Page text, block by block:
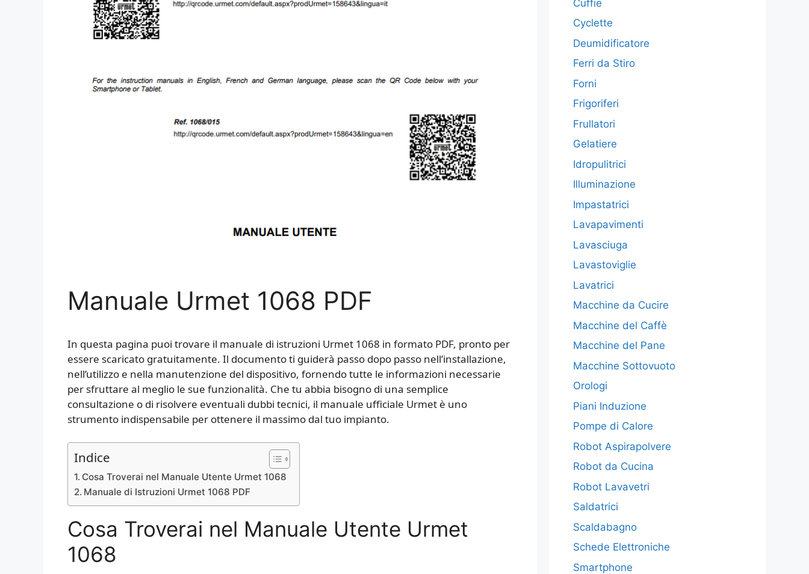
Manuale Urmet 1068 PDF
In questa pagina puoi trovare il manuale di istruzioni Urmet 1068 in formato PDF, pronto per
essere scaricato gratuitamente. Il documento ti guiderà passo dopo passo nell’installazione,
nell’utilizzo e nella manutenzione del dispositivo, fornendo tutte le informazioni necessarie
per sfruttare al meglio le sue funzionalità. Che tu abbia bisogno di una semplice
consultazione o di risolvere eventuali dubbi tecnici, il manuale ufficiale Urmet è uno
strumento indispensabile per ottenere il massimo dal tuo impianto.
Indice
Cosa Troverai nel Manuale Utente Urmet 1068
Manuale di Istruzioni Urmet 1068 PDF
Cosa Troverai nel Manuale Utente Urmet
1068
Cuffie
Cyclette
Deumidificatore
Ferri da Stiro
Forni
Frigoriferi
Frullatori
Gelatiere
Idropulitrici
Illuminazione
Impastatrici
Lavapavimenti
Lavasciuga
Lavastoviglie
Lavatrici
Macchine da Cucire
Macchine del Caffè
Macchine del Pane
Macchine Sottovuoto
Orologi
Piani Induzione
Pompe di Calore
Robot Aspirapolvere
Robot da Cucina
Robot Lavavetri
Saldatrici
Scaldabagno
Schede Elettroniche
Smartphone